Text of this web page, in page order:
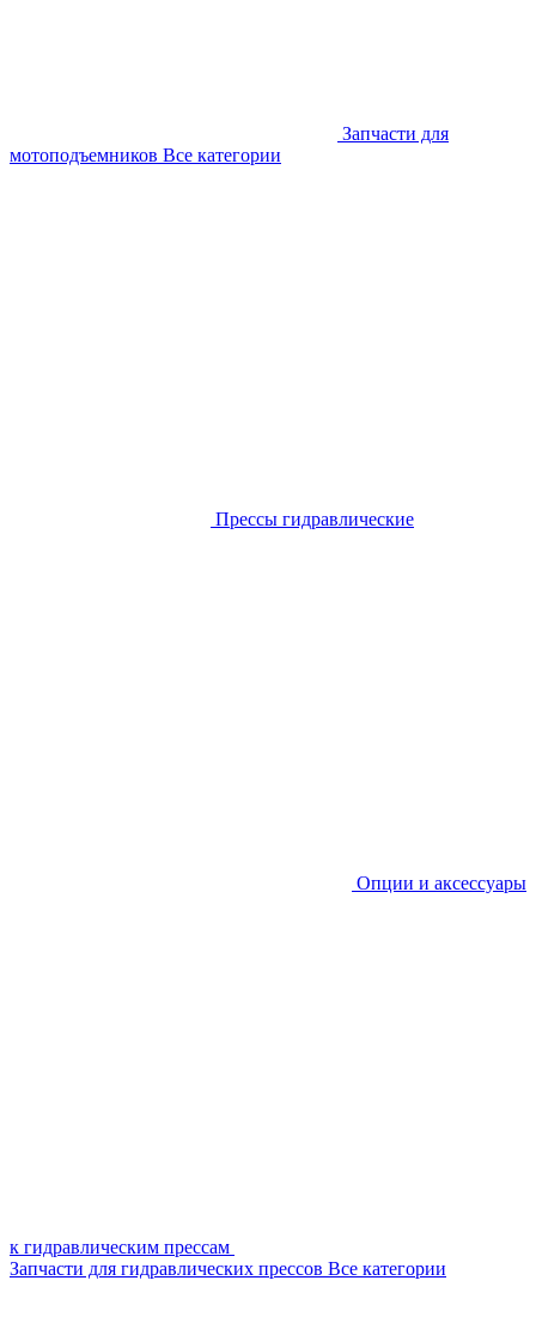
Запчасти для
мотоподъемников Все категории
Прессы гидравлические
Опции и аксессуары
к гидравлическим прессам
Запчасти для гидравлических прессов Все категории